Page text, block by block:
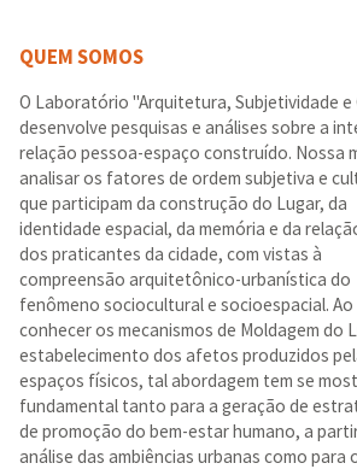
QUEM SOMOS
O Laboratório "Arquitetura, Subjetividade e
desenvolve pesquisas e análises sobre a
relação pessoa-espaço construído. Nossa
analisar os fatores de ordem subjetiva e
que participam da construção do Lugar, da
identidade espacial, da memória e da
dos praticantes da cidade, com vistas à
compreensão arquitetônico-urbanística do
fenômeno sociocultural e socioespacial. Ao
conhecer os mecanismos de Moldagem do
estabelecimento dos afetos produzidos
espaços físicos, tal abordagem tem se
fundamental tanto para a geração de
de promoção do bem-estar humano, a
análise das ambiências urbanas como para